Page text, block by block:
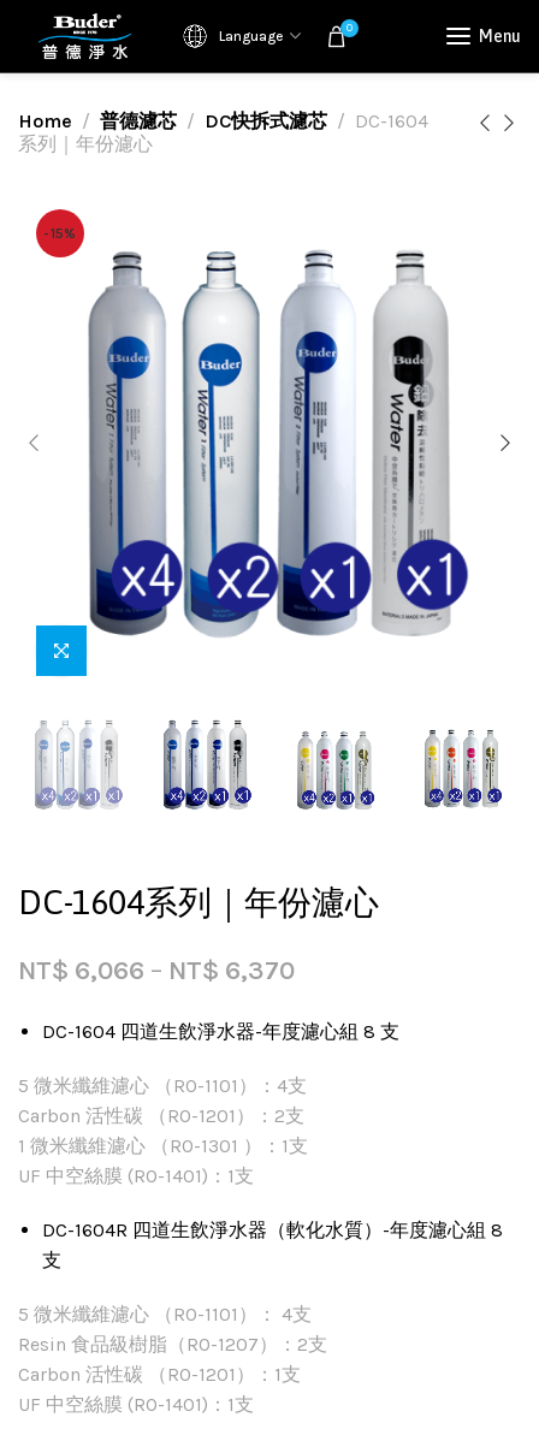
Language 0 Menu
Home 普德濾芯 DC快拆式濾芯
DC-1604
系列｜年份濾心
-15%
DC-1604系列｜年份濾心
NT$ 6,066 – NT$ 6,370
DC-1604 四道生飲淨水器-年度濾心組 8 支
5 微米纖維濾心 （RO-1101）：4支
Carbon 活性碳 （RO-1201）：2支
1 微米纖維濾心 （RO-1301 ）：1支
UF 中空絲膜 (RO-1401)：1支
DC-1604R 四道生飲淨水器（軟化水質）-年度濾心組 8
支
5 微米纖維濾心 （RO-1101）： 4支
Resin 食品級樹脂（RO-1207）：2支
Carbon 活性碳 （RO-1201）：1支
UF 中空絲膜 (RO-1401)：1支